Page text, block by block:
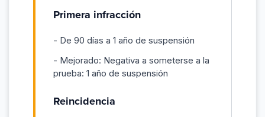
Primera infracción
- De 90 días a 1 año de suspensión
- Mejorado: Negativa a someterse a la
prueba: 1 año de suspensión
Reincidencia